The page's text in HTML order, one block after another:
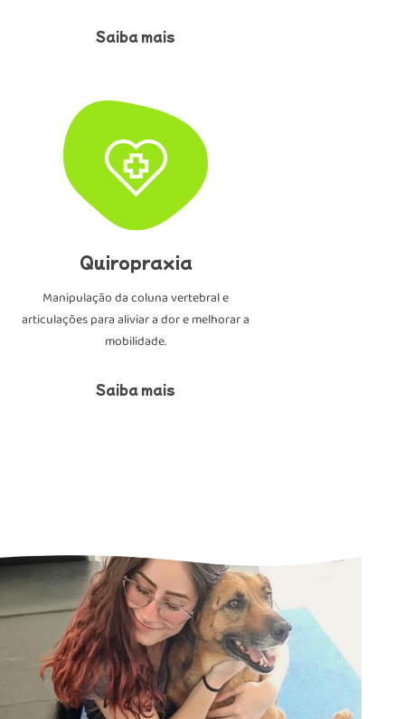
Saiba mais
Quiropraxia
Manipulação da coluna vertebral e
articulações para aliviar a dor e melhorar a
mobilidade.
Saiba mais